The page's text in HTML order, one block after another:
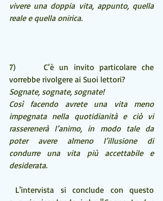
vivere una doppia vita, appunto, quella
reale e quella onirica.
7)     C’è un invito particolare che
vorrebbe rivolgere ai Suoi lettori?
Sognate, sognate, sognate!
Così facendo avrete una vita meno
impegnata nella quotidianità e ciò vi
rasserenerà l’animo, in modo tale da
poter avere almeno l’illusione di
condurre una vita più accettabile e
desiderata.